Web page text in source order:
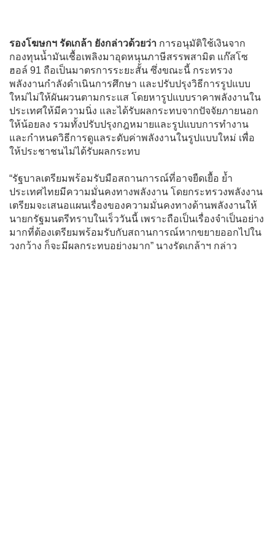
รองโฆษกฯ รัดเกล้า ยังกล่าวด้วยว่า การอนุมัติใช้เงินจาก
กองทุนน้ำมันเชื้อเพลิงมาอุดหนุนภาษีสรรพสามิต แก๊สโซ
ฮอล์ 91 ถือเป็นมาตรการระยะสั้น ซึ่งขณะนี้ กระทรวง
พลังงานกำลังดำเนินการศึกษา และปรับปรุงวิธีการรูปแบบ
ใหม่ไม่ให้ผันผวนตามกระแส โดยหารูปแบบราคาพลังงานใน
ประเทศให้มีความนิ่ง และได้รับผลกระทบจากปัจจัยภายนอก
ให้น้อยลง รวมทั้งปรับปรุงกฎหมายและรูปแบบการทำงาน
และกำหนดวิธีการดูแลระดับค่าพลังงานในรูปแบบใหม่ เพื่อ
ให้ประชาชนไม่ได้รับผลกระทบ
“รัฐบาลเตรียมพร้อมรับมือสถานการณ์ที่อาจยืดเยื้อ ย้ำ
ประเทศไทยมีความมั่นคงทางพลังงาน โดยกระทรวงพลังงาน
เตรียมจะเสนอแผนเรื่องของความมั่นคงทางด้านพลังงานให้
นายกรัฐมนตรีทราบในเร็ววันนี้ เพราะถือเป็นเรื่องจำเป็นอย่าง
มากที่ต้องเตรียมพร้อมรับกับสถานการณ์หากขยายออกไปใน
วงกว้าง ก็จะมีผลกระทบอย่างมาก” นางรัดเกล้าฯ กล่าว